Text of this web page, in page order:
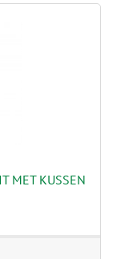
MET KUSSEN